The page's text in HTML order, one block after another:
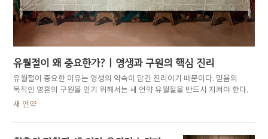
유월절이 왜 중요한가? | 영생과 구원의 핵심 진리
유월절이 중요한 이유는 영생의 약속이 담긴 진리이기 때문이다. 믿음의
목적인 영혼의 구원을 얻기 위해서는 새 언약 유월절을 반드시 지켜야 한다.
새 언약